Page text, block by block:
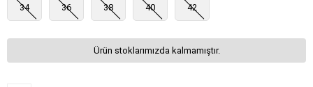
34 36 38 40 42
Ürün stoklarımızda kalmamıştır.